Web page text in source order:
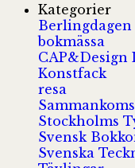
Kategorier
Berlingdagen
bokmässa
CAP&Design
Konstfack
resa
Stockholms
Svensk
Svenska